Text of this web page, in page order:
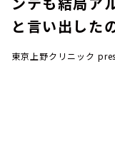
と言い出した
東京上野クリニック